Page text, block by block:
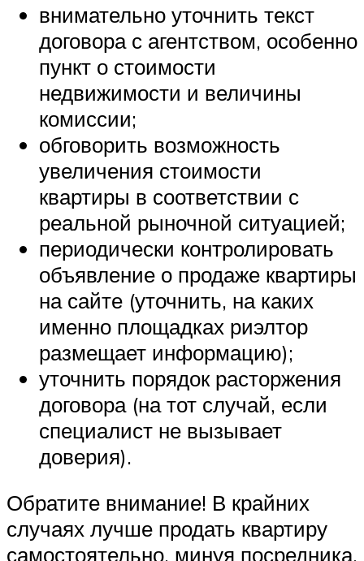
внимательно уточнить текст
договора с агентством, особенно
пункт о стоимости
недвижимости и величины
комиссии;
обговорить возможность
увеличения стоимости
квартиры в соответствии с
реальной рыночной ситуацией;
периодически контролировать
объявление о продаже квартиры
на сайте (уточнить, на каких
именно площадках риэлтор
размещает информацию);
уточнить порядок расторжения
договора (на тот случай, если
специалист не вызывает
доверия).
Обратите внимание! В крайних
случаях лучше продать квартиру
самостоятельно, минуя посредника.